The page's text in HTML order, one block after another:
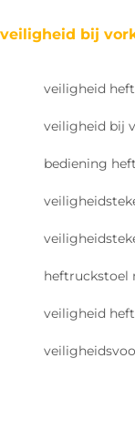
veiligheid bij
veiligheid
veiligheid bij
bediening
heftruckstoel
veiligheid